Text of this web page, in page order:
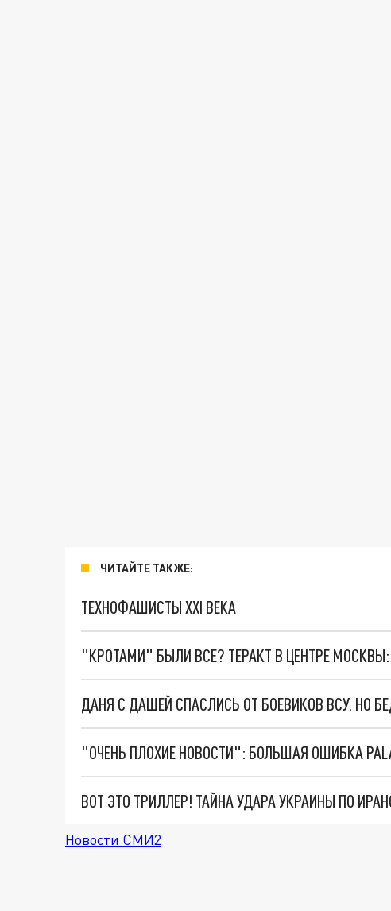
ЧИТАЙТЕ ТАКЖЕ:
ТЕХНОФАШИСТЫ XXI ВЕКА
"КРОТАМИ" БЫЛИ ВСЕ? ТЕРАКТ В ЦЕНТРЕ
ДАНЯ С ДАШЕЙ СПАСЛИСЬ ОТ БОЕВИКОВ ВСУ. НО
ВОТ ЭТО ТРИЛЛЕР! ТАЙНА УДАРА УКРАИНЫ ПО
Новости СМИ2